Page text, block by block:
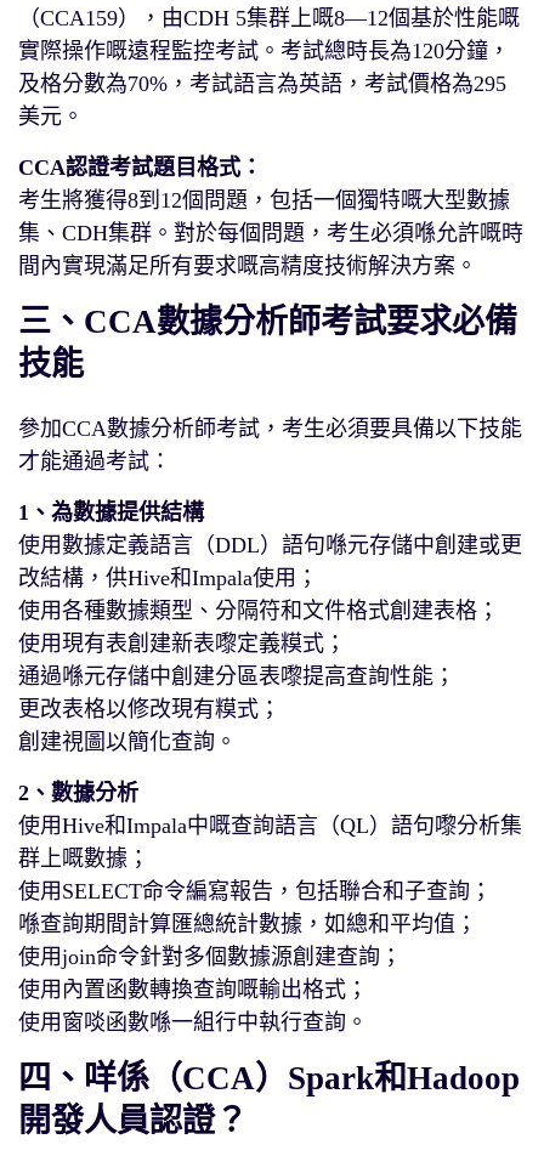
（CCA159），由CDH 5集群上嘅8—12個基於性能嘅
實際操作嘅遠程監控考試。考試總時長為120分鐘，
及格分數為70%，考試語言為英語，考試價格為295
美元。
CCA認證考試題目格式：
考生將獲得8到12個問題，包括一個獨特嘅大型數據
集、CDH集群。對於每個問題，考生必須喺允許嘅時
間內實現滿足所有要求嘅高精度技術解決方案。
三、CCA數據分析師考試要求必備
技能
參加CCA數據分析師考試，考生必須要具備以下技能
才能通過考試：
1、為數據提供結構
使用數據定義語言（DDL）語句喺元存儲中創建或更
改結構，供Hive和Impala使用；
使用各種數據類型、分隔符和文件格式創建表格；
使用現有表創建新表嚟定義糢式；
通過喺元存儲中創建分區表嚟提高查詢性能；
更改表格以修改現有糢式；
創建視圖以簡化查詢。
2、數據分析
使用Hive和Impala中嘅查詢語言（QL）語句嚟分析集
群上嘅數據；
使用SELECT命令編寫報告，包括聯合和子查詢；
喺查詢期間計算匯總統計數據，如總和平均值；
使用join命令針對多個數據源創建查詢；
使用內置函數轉換查詢嘅輸出格式；
使用窗啖函數喺一組行中執行查詢。
四、咩係（CCA）Spark和Hadoop
開發人員認證？